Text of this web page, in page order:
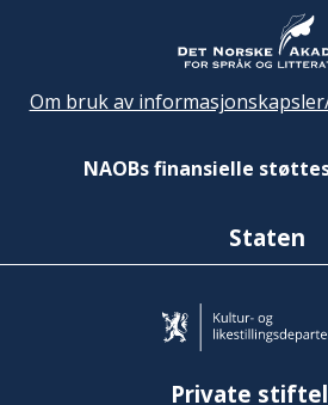
Om bruk av
NAOBs finansielle
Staten
Private